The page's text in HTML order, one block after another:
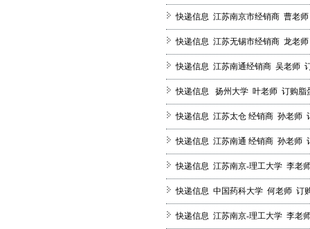
快递信息 江苏南京市经销商 曹老
快递信息 江苏无锡市经销商 龙老
快递信息 江苏南通经销商 吴老师
快递信息 扬州大学 叶老师 订购脂
快递信息 江苏太仓 经销商 孙老师
快递信息 江苏南通 经销商 孙老师
快递信息 江苏南京-理工大学 李老
快递信息 中国药科大学 何老师 订
快递信息 江苏南京-理工大学 李老